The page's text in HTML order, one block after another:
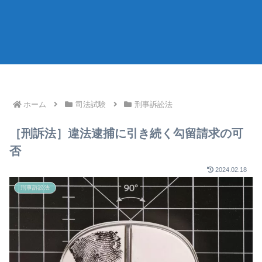
ホーム 司法試験 刑事訴訟法
［刑訴法］違法逮捕に引き続く勾留請求の可
否
2024.02.18
刑事訴訟法